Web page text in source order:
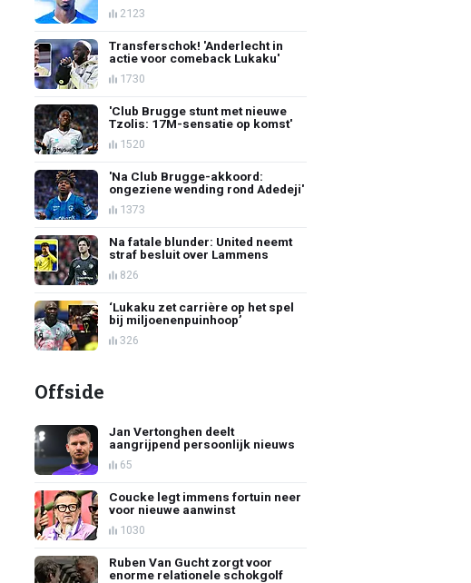
2123
Transferschok! 'Anderlecht in
actie voor comeback Lukaku'
1730
'Club Brugge stunt met nieuwe
Tzolis: 17M-sensatie op komst'
1520
'Na Club Brugge-akkoord:
ongeziene wending rond Adedeji'
1373
Na fatale blunder: United neemt
straf besluit over Lammens
826
‘Lukaku zet carrière op het spel
bij miljoenenpuinhoop’
326
Offside
Jan Vertonghen deelt
aangrijpend persoonlijk nieuws
65
Coucke legt immens fortuin neer
voor nieuwe aanwinst
1030
Ruben Van Gucht zorgt voor
enorme relationele schokgolf